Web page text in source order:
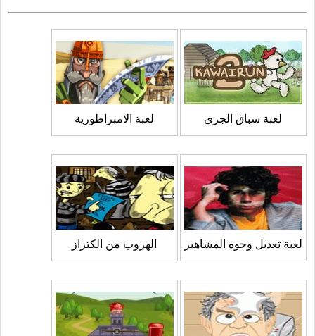
لعبة سباق الجري لعبة الامبراطورية
لعبة تعديل وجوه المشاهير الهروب من الكتراز